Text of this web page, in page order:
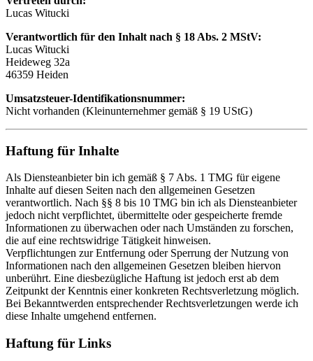
Lucas Witucki
Verantwortlich für den Inhalt nach § 18 Abs. 2 MStV:
Lucas Witucki
Heideweg 32a
46359 Heiden
Umsatzsteuer-Identifikationsnummer:
Nicht vorhanden (Kleinunternehmer gemäß § 19 UStG)
Haftung für Inhalte
Als Diensteanbieter bin ich gemäß § 7 Abs. 1 TMG für eigene
Inhalte auf diesen Seiten nach den allgemeinen Gesetzen
verantwortlich. Nach §§ 8 bis 10 TMG bin ich als Diensteanbieter
jedoch nicht verpflichtet, übermittelte oder gespeicherte fremde
Informationen zu überwachen oder nach Umständen zu forschen,
die auf eine rechtswidrige Tätigkeit hinweisen.
Verpflichtungen zur Entfernung oder Sperrung der Nutzung von
Informationen nach den allgemeinen Gesetzen bleiben hiervon
unberührt. Eine diesbezügliche Haftung ist jedoch erst ab dem
Zeitpunkt der Kenntnis einer konkreten Rechtsverletzung möglich.
Bei Bekanntwerden entsprechender Rechtsverletzungen werde ich
diese Inhalte umgehend entfernen.
Haftung für Links